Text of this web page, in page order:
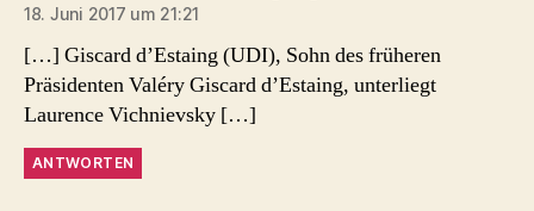
18. Juni 2017 um 21:21
[…] Giscard d’Estaing (UDI), Sohn des früheren
Präsidenten Valéry Giscard d’Estaing, unterliegt
Laurence Vichnievsky […]
ANTWORTEN